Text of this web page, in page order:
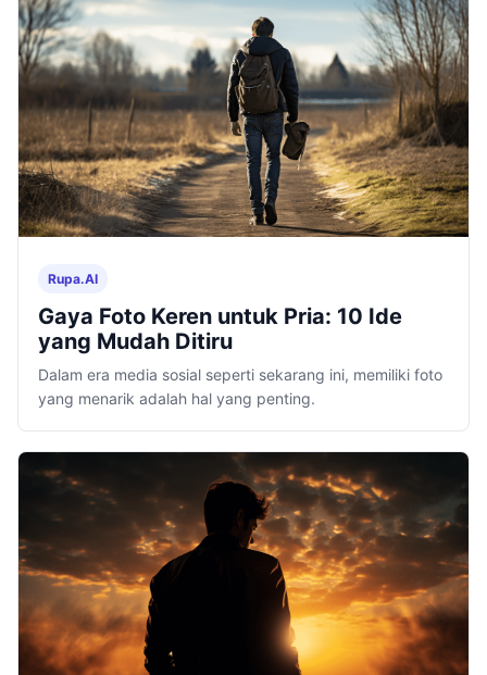
Rupa.AI
Gaya Foto Keren untuk Pria: 10 Ide
yang Mudah Ditiru
Dalam era media sosial seperti sekarang ini, memiliki foto
yang menarik adalah hal yang penting.